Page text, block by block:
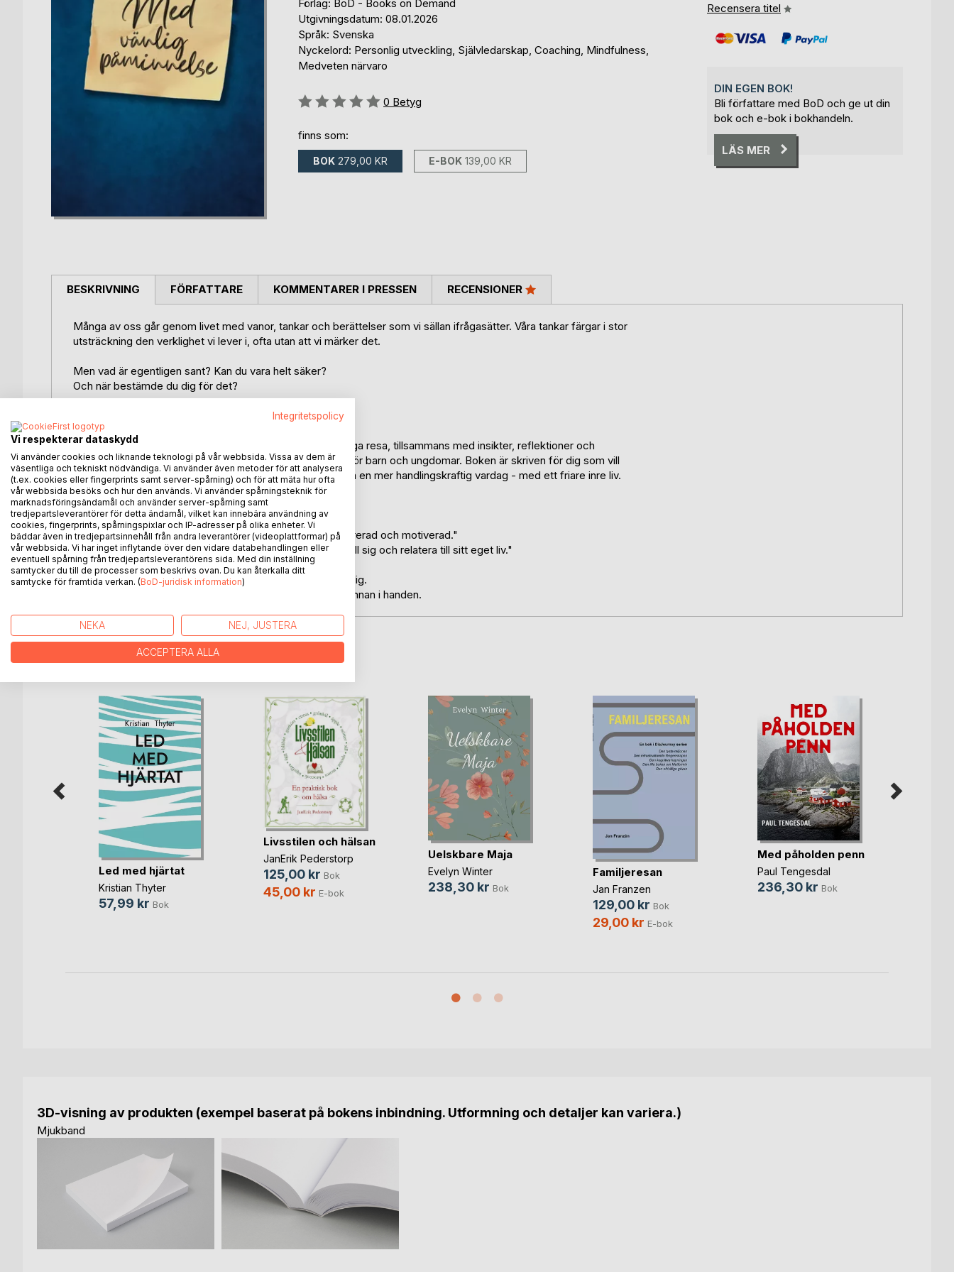
Förlag: BoD - Books on Demand
Utgivningsdatum: 08.01.2026
Språk: Svenska
Nyckelord: Personlig utveckling, Självledarskap, Coaching, Mindfulness,
Medveten närvaro
Betyg::
0 Betyg
finns som:
BOK 279,00 KR E-BOK 139,00 KR
Recensera titel
DIN EGEN BOK!
Bli författare med BoD och ge ut din
bok och e-bok i bokhandeln.
LÄS MER
BESKRIVNING
Många av oss går genom livet med vanor, tankar och berättelser som vi sällan ifrågasätter. Våra tankar färgar i stor
utsträckning den verklighet vi lever i, ofta utan att vi märker det.
Men vad är egentligen sant? Kan du vara helt säker?
Och när bestämde du dig för det?
Små, medvetna val kan förändra hela riktningen i vårt liv.
I Med vänlig påminnelse delar Erik med sig av sin personliga resa, tillsammans med insikter, reflektioner och
konkreta verktyg från sitt arbete som coach och tränare för barn och ungdomar. Boken är skriven för dig som vill
leva mer medvetet, ta större ansvar för dina val och skapa en mer handlingskraftig vardag - med ett friare inre liv.
Röster om boken:
"Jordnära, personlig och peppande på samma gång."
"Som läsare känner jag mig otroligt upplyft, hoppfull, inspirerad och motiverad."
"En djup och samtidigt upplyftande bok som är lätt att ta till sig och relatera till sitt eget liv."
Med vänlig påminnelse: du har redan allt som krävs inom dig.
Din framtid är fortfarande oskriven - och du sitter med pennan i handen.
FÖRFATTARE KOMMENTARER I PRESSEN RECENSIONER
ANDRA TITLAR HOSBoD
Led med hjärtat
Kristian Thyter
57,99 kr Bok
Livsstilen och hälsan
JanErik Pederstorp
125,00 kr Bok
45,00 kr E-bok
Uelskbare Maja
Evelyn Winter
238,30 kr Bok
Familjeresan
Jan Franzen
129,00 kr Bok
29,00 kr E-bok
Med påholden penn
Paul Tengesdal
236,30 kr Bok
3D-visning av produkten (exempel baserat på bokens inbindning. Utformning och detaljer kan variera.)
Mjukband
Integritetspolicy
Vi respekterar dataskydd
Vi använder cookies och liknande teknologi på vår webbsida. Vissa av dem är
väsentliga och tekniskt nödvändiga. Vi använder även metoder för att analysera
(t.ex. cookies eller fingerprints samt server-spårning) och för att mäta hur ofta
vår webbsida besöks och hur den används. Vi använder spårningsteknik för
marknadsföringsändamål och använder server-spårning samt
tredjepartsleverantörer för detta ändamål, vilket kan innebära användning av
cookies, fingerprints, spårningspixlar och IP-adresser på olika enheter. Vi
bäddar även in tredjepartsinnehåll från andra leverantörer (videoplattformar) på
vår webbsida. Vi har inget inflytande över den vidare databehandlingen eller
eventuell spårning från tredjepartsleverantörens sida. Med din inställning
samtycker du till de processer som beskrivs ovan. Du kan återkalla ditt
samtycke för framtida verkan. (BoD-juridisk information)
NEKA NEJ, JUSTERA
ACCEPTERA ALLA